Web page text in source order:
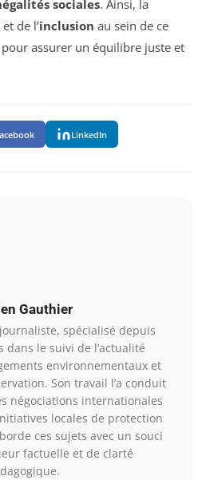
sociales. Ainsi, la
et de l’inclusion au sein de ce
assurer un équilibre juste et
LinkedIn
Gauthier
spécialisé depuis
dans le suivi de l’actualité
environnementaux et
Son travail l’a conduit
négociations internationales
locales de protection
ces sujets avec un souci
factuelle et de clarté